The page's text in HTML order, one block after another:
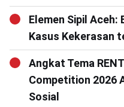
Elemen Sipil Aceh:
Kasus Kekerasan
Angkat Tema
Competition 2026
Sosial